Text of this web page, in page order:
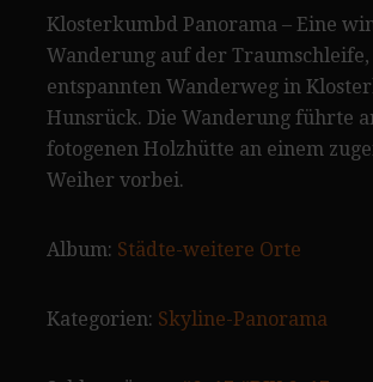
Klosterkumbd Panorama – Eine
Wanderung auf der
entspannten Wanderweg in
Hunsrück. Die Wanderung führte
fotogenen Holzhütte an einem
Weiher vorbei.
Album: Städte-weitere Orte
Kategorien: Skyline-Panorama